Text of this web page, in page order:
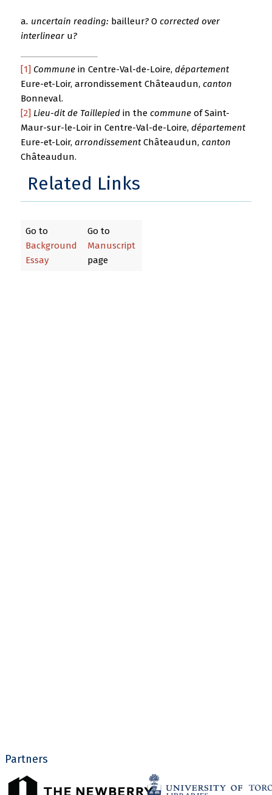
a. uncertain reading: bailleur?Ocorrected over
interlinear u?
[1] Communein Centre-Val-de-Loire, département
Eure-et-Loir, arrondissement Châteaudun, canton
Bonneval.
[2] Lieu-dit de Taillepiedin the communeof Saint-
Maur-sur-le-Loir in Centre-Val-de-Loire, département
Eure-et-Loir, arrondissementChâteaudun, canton
Châteaudun.
Related Links
Go to
Background
Essay
Go to
Manuscript
page
Partners